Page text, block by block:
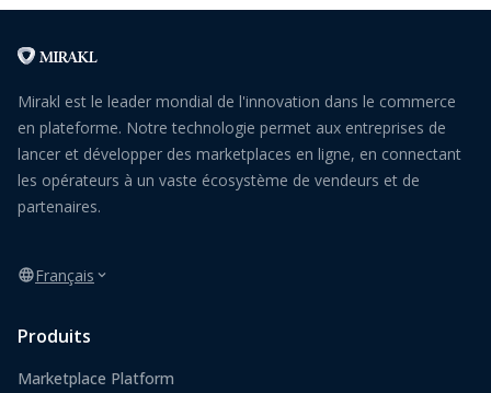
Mirakl est le leader mondial de l'innovation dans le commerce
en plateforme. Notre technologie permet aux entreprises de
lancer et développer des marketplaces en ligne, en connectant
les opérateurs à un vaste écosystème de vendeurs et de
partenaires.
Français
Produits
Marketplace Platform